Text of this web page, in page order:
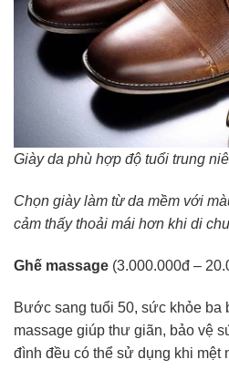
Giày da phù hợp độ tuổi trung
Chọn giày làm từ da mềm với
cảm thấy thoải mái hơn khi di
Ghế massage (3.000.000đ –
Bước sang tuổi 50, sức khỏe ba
massage giúp thư giãn, bảo vệ
đình đều có thể sử dụng khi mệt